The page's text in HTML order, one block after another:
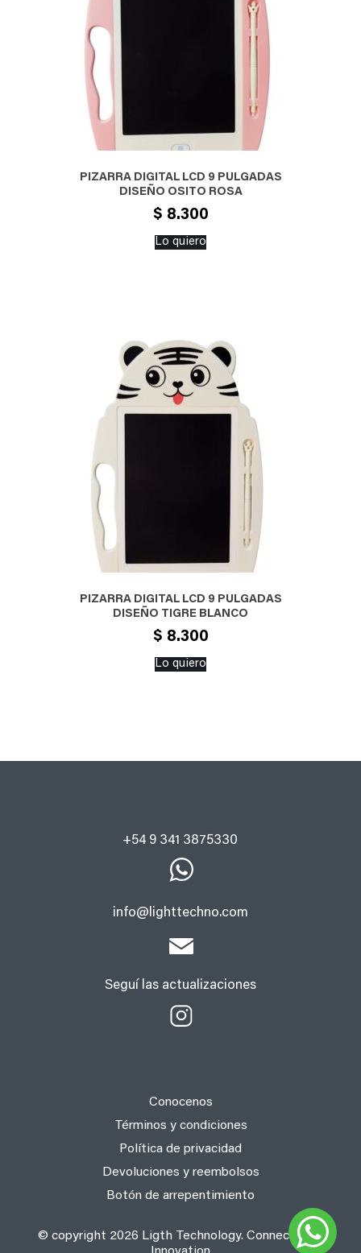
PIZARRA DIGITAL LCD 9 PULGADAS
DISEÑO OSITO ROSA
$ 8.300
Lo quiero
PIZARRA DIGITAL LCD 9 PULGADAS
DISEÑO TIGRE BLANCO
$ 8.300
Lo quiero
+54 9 341 3875330
info@lighttechno.com
Seguí las actualizaciones
© copyright 2026 Ligth Technology. Connect with
Conocenos
Términos y condiciones
Política de privacidad
Devoluciones y reembolsos
Botón de arrepentimiento